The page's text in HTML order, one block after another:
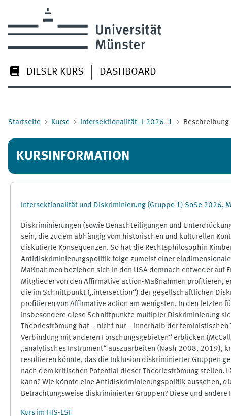
DIESER KURS DASHBOARD
Startseite Kurse Intersektionalität_I-2026_1 Beschreibung
KURSINFORMATION
Intersektionalität und Diskriminierung (Gruppe 1) SoSe 2026,
Diskriminierungen (sowie Benachteiligungen und
sein, die zudem abhängig vom historischen und kulturellen
diskutierte Konsequenzen. So hat die Rechtsphilosophin
Antidiskriminierungspolitik folge zumeist einer
Maßnahmen beziehen sich in den USA demnach entweder
Mitglieder von den Affirmative action-Maßnahmen profitieren,
die im Schnittpunkt („intersection“) der gesellschaftlichen
profitieren von Affirmative action am wenigsten. In den letzten
insbesondere diese Schnittpunkte multipler Diskriminierung
Theorieströmung hat – nicht nur – innerhalb der
Verbindung mit anderen Forschungsgebieten“ erblicken
„analytisches Instrument“ auszuarbeiten (Nash 2008, 2019),
resultieren könnte, das die Inklusion diskriminierter Gruppen
nach dem kritischen Potential dieser Theorieströmung stellen.
kann? Wie könnte eine Antidiskriminierungspolitik aussehen,
Betrachtungsweise diskriminierter Gruppen? Diese und
Kurs im HIS-LSF